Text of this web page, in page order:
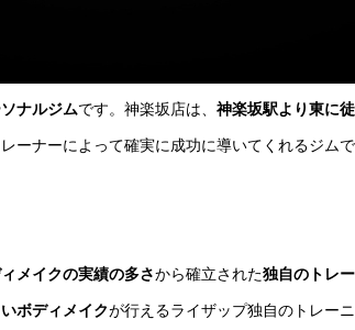
ナルジムです。神楽坂店は、 神楽坂駅より東に
ーナーによって確実に成功に導いてくれるジムで
メイクの実績の多さから確立された独自のトレ
ボディメイクが行えるライザップ独自のトレー